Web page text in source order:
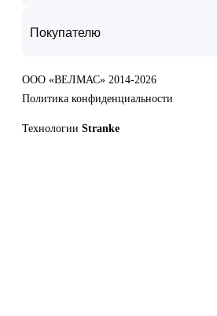
Покупателю
ООО «ВЕЛМАС» 2014-2026
Политика конфиденциальности
Технологии Stranke